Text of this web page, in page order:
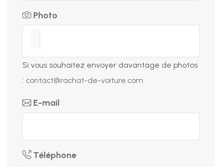
Photo
Si vous souhaitez envoyer davantage de photos
: contact@rachat-de-voiture.com
E-mail
Téléphone